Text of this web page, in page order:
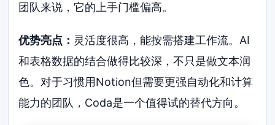
团队来说，它的上手门槛偏高。
优势亮点： 灵活度很高，能按需搭建工作流。AI
和表格数据的结合做得比较深，不只是做文本润
色。对于习惯用Notion但需要更强自动化和计算
能力的团队，Coda是一个值得试的替代方向。